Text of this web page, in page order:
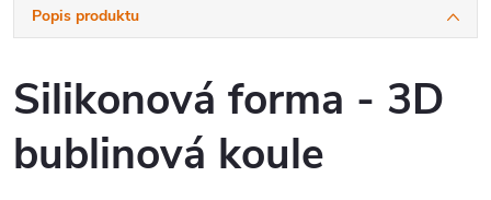
Popis produktu
Silikonová forma - 3D
bublinová koule